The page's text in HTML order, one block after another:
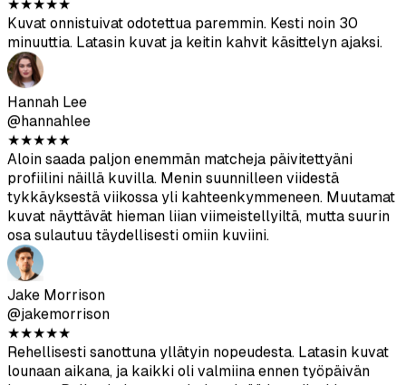
Jotkut kuvat ovat erittäin käyttökelpoisia, kun syötät
oikein. Eri sovellusten alustaoptimointi on mukava lisä.
Ethan Williams
@ethanw
★★★★★
Kuvat onnistuivat odotettua paremmin. Kesti noin 30
minuuttia. Latasin kuvat ja keitin kahvit käsittelyn ajaksi.
Hannah Lee
@hannahlee
★★★
Aloin saada paljon enemmän matcheja päivitettyäni
profiilini näillä kuvilla. Menin suunnilleen viidestä
tykkäyksestä viikossa yli kahteenkymmeneen. Muutamat
kuvat näyttävät hieman liian viimeistellyiltä, mutta suurin
osa sulautuu täydellisesti omiin kuviini.